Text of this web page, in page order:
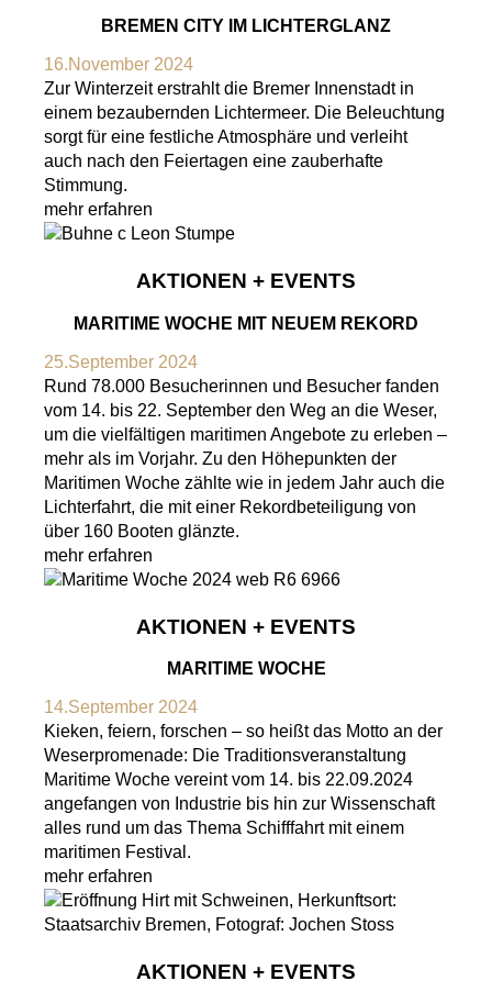
BREMEN CITY IM LICHTERGLANZ
16.November 2024
Zur Winterzeit erstrahlt die Bremer Innenstadt in
einem bezaubernden Lichtermeer. Die Beleuchtung
sorgt für eine festliche Atmosphäre und verleiht
auch nach den Feiertagen eine zauberhafte
Stimmung.
mehr erfahren
AKTIONEN + EVENTS
MARITIME WOCHE MIT NEUEM REKORD
25.September 2024
Rund 78.000 Besucherinnen und Besucher fanden
vom 14. bis 22. September den Weg an die Weser,
um die vielfältigen maritimen Angebote zu erleben –
mehr als im Vorjahr. Zu den Höhepunkten der
Maritimen Woche zählte wie in jedem Jahr auch die
Lichterfahrt, die mit einer Rekordbeteiligung von
über 160 Booten glänzte.
mehr erfahren
AKTIONEN + EVENTS
MARITIME WOCHE
14.September 2024
Kieken, feiern, forschen – so heißt das Motto an der
Weserpromenade: Die Traditionsveranstaltung
Maritime Woche vereint vom 14. bis 22.09.2024
angefangen von Industrie bis hin zur Wissenschaft
alles rund um das Thema Schifffahrt mit einem
maritimen Festival.
mehr erfahren
AKTIONEN + EVENTS